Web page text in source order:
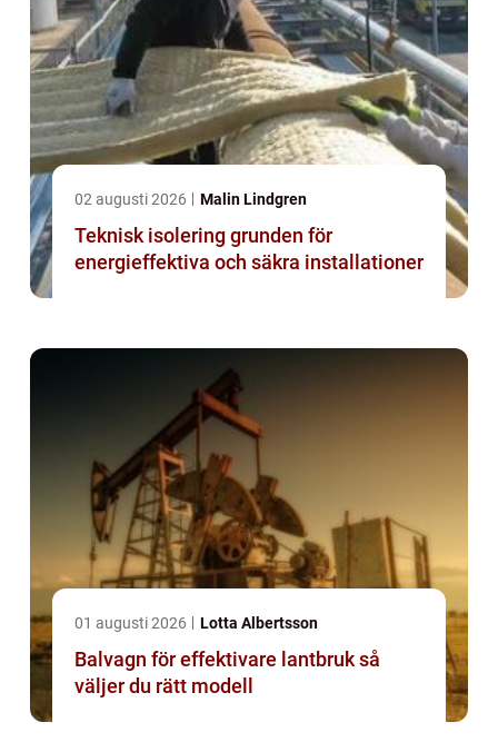
02 augusti 2026 Malin Lindgren
Teknisk isolering grunden för
energieffektiva och säkra installationer
01 augusti 2026 Lotta Albertsson
Balvagn för effektivare lantbruk så
väljer du rätt modell